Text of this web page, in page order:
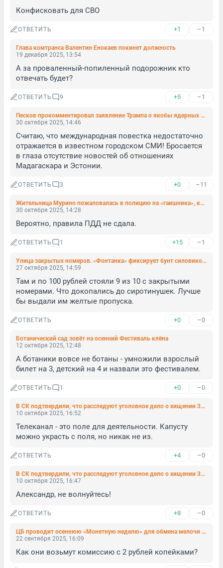
Конфисковать для СВО
ОТВЕТИТЬ +1 –1
Глава комтранса Валентин Енокаев покинет должность
19 декабря 2025, 13:54
А за проваленный-попиленный подорожник кто
отвечать будет?
ОТВЕТИТЬ 9 +5 –1
Песков прокомментировал заявление Трампа о якобы ядерных испытаниях «Буревестника»
30 октября 2025, 14:46
Считаю, что международная повестка недостаточно
отражается в известном городском СМИ! Бросается
в глаза отсутствие новостей об отношениях
Мадагаскара и Эстонии.
ОТВЕТИТЬ 3 +0 –11
Жительница Мурино пожаловалась в полицию на «гаишника», который переспал с ней и пропал
30 октября 2025, 14:28
Вероятно, правила ПДД не сдала.
ОТВЕТИТЬ 1 +15 –1
Улица закрытых номеров. «Фонтанка» фиксирует бунт силовиков и штатских против тарифов на парковку
27 октября 2025, 14:59
Там и по 100 рублей стояли 9 из 10 с закрытыми
номерами. Что докопались до сиротинушек. Лучше
бы выдали им желтые пропуска.
ОТВЕТИТЬ +0 –0
Ботанический сад зовёт на осенний Фестиваль клёна
12 октября 2025, 12:48
А ботаники вовсе не ботаны - умножили взрослый
билет на 3, детский на 4 и назвали это фестивалем.
ОТВЕТИТЬ 1 +0 –0
В СК подтвердили, что расследуют уголовное дело о хищении 37 млн с телеканала «Санкт-Петербург»
10 октября 2025, 16:52
Телеканал - это поле для деятельности. Капусту
можно украсть с поля, но никак не из.
ОТВЕТИТЬ +4 –0
В СК подтвердили, что расследуют уголовное дело о хищении 37 млн с телеканала «Санкт-Петербург»
10 октября 2025, 16:47
Александр, не волнуйтесь!
ОТВЕТИТЬ +8 –0
ЦБ проводит осеннюю «Монетную неделю» для обмена мелочи на наличные
22 сентября 2025, 16:09
Как они возьмут комиссию с 2 рублей копейками?